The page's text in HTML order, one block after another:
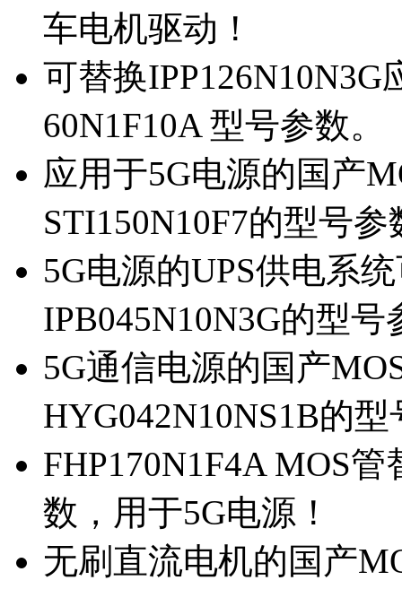
车电机驱动！
可替换
60N1F10A 型号参数。
应用于5G电源的国产
STI150N10F7的型号参
5G电源的UPS供电系
IPB045N10N3G的型号
5G通信电源的国产
HYG042N10NS1B的
FHP170N1F4A MOS
数，用于5G电源！
无刷直流电机的国产